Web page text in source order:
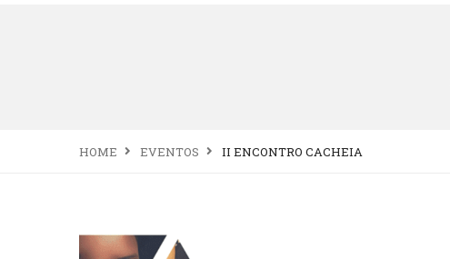
HOME EVENTOS II ENCONTRO CACHEIA